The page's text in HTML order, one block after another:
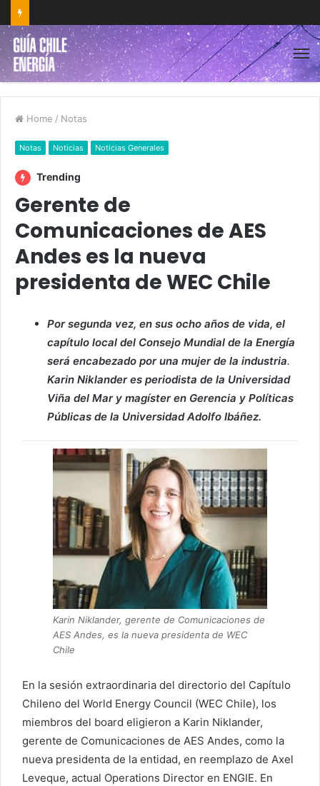
Home / Notas
Notas Noticias Noticias Generales
Trending
Gerente de
Comunicaciones de AES
Andes es la nueva
presidenta de WEC Chile
Por segunda vez, en sus ocho años de vida, el
capítulo local del Consejo Mundial de la Energía
será encabezado por una mujer de la industria.
Karin Niklanderes periodista de la Universidad
Viña del Mar y magíster en Gerencia y Políticas
Públicas de la Universidad Adolfo Ibáñez.
Karin Niklander, gerente de Comunicaciones de
AES Andes, es la nueva presidenta de WEC
Chile
En la sesión extraordinaria del directorio del Capítulo
Chileno del World Energy Council (WEC Chile), los
miembros del board eligieron a Karin Niklander,
gerente de Comunicaciones de AES Andes, como la
nueva presidenta de la entidad, en reemplazo de Axel
Leveque, actual Operations Director en ENGIE. En